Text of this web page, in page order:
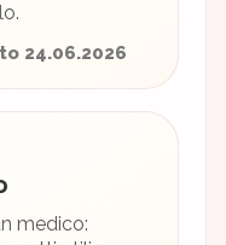
24.06.2026
medico: